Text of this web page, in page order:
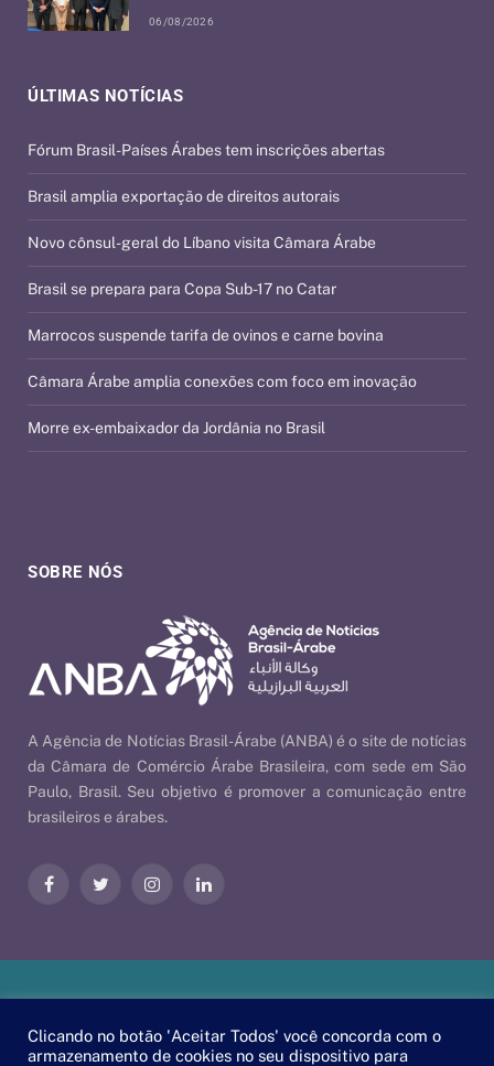
SOBRE NÓS
A Agência de Notícias Brasil-Árabe (ANBA) é o site de notícias
da Câmara de Comércio Árabe Brasileira, com sede em São
Paulo, Brasil. Seu objetivo é promover a comunicação entre
brasileiros e árabes.
FacebookTwitter InstagramLinkedIn
ÚLTIMAS NOTÍCIAS
Fórum Brasil-Países Árabes tem inscrições abertas
Brasil amplia exportação de direitos autorais
Novo cônsul-geral do Líbano visita Câmara Árabe
Brasil se prepara para Copa Sub-17 no Catar
Marrocos suspende tarifa de ovinos e carne bovina
Câmara Árabe amplia conexões com foco em inovação
Morre ex-embaixador da Jordânia no Brasil
06/08/2026
Árabe | ByEscaEsco.
Clicando no botão 'Aceitar Todos' você concorda com o
armazenamento de cookies no seu dispositivo para